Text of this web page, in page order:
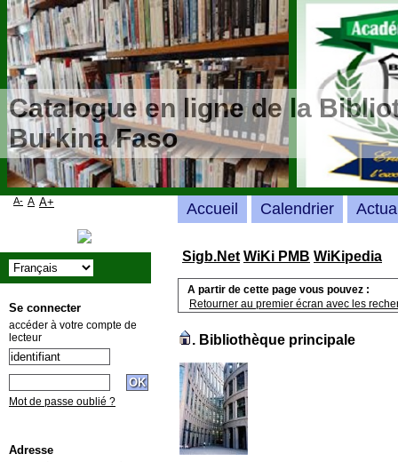
Catalogue en ligne de la
Burkina Faso
Sigb.Net WiKi PMB WiKipedia
A partir de cette page vous pouvez :
Retourner au premier écran avec les
. Bibliothèque principale
Accueil Calendrier
A- A A+
Se connecter
accéder à votre compte de
lecteur
Mot de passe oublié ?
Adresse